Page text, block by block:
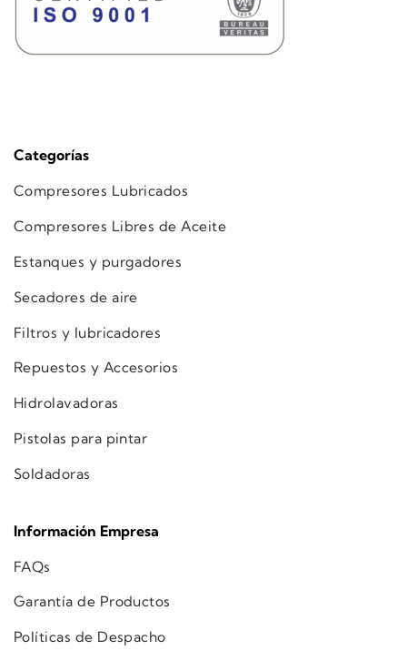
Categorías
Compresores Lubricados
Compresores Libres de Aceite
Estanques y purgadores
Secadores de aire
Filtros y lubricadores
Repuestos y Accesorios
Hidrolavadoras
Pistolas para pintar
Soldadoras
Información Empresa
FAQs
Garantía de Productos
Políticas de Despacho